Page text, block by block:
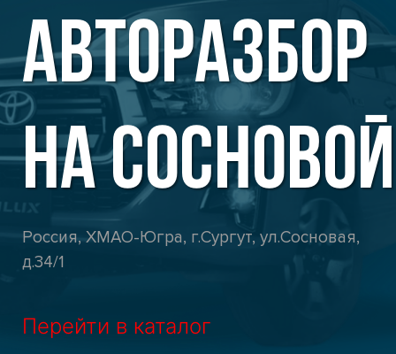
АВТОРАЗБОР
НА СОСНОВОЙ
Россия, ХМАО-Югра, г.Сургут, ул.Сосновая,
д.34/1
Перейти в каталог